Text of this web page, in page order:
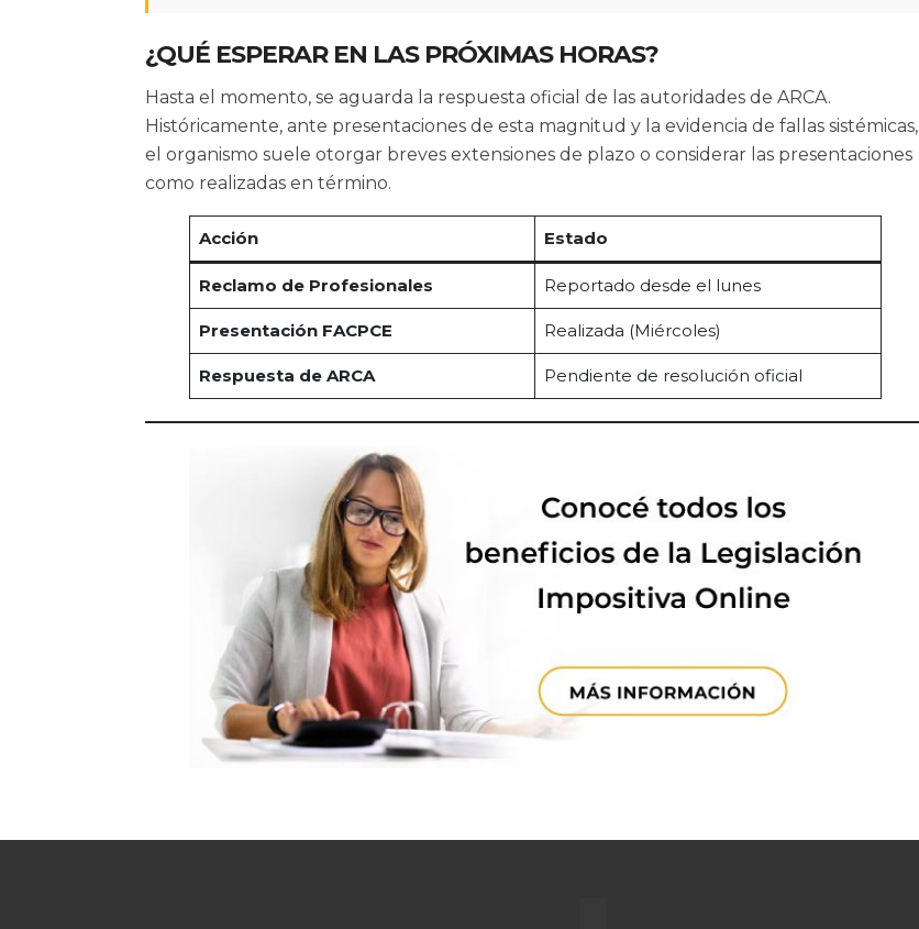
¿QUÉ ESPERAR EN LAS PRÓXIMAS HORAS?
Hasta el momento, se aguarda la respuesta oficial de las autoridades de ARCA.
Históricamente, ante presentaciones de esta magnitud y la evidencia de fallas sistémicas,
el organismo suele otorgar breves extensiones de plazo o considerar las presentaciones
como realizadas en término.
Acción Estado
Reclamo de Profesionales Reportado desde el lunes
Presentación FACPCE Realizada (Miércoles)
Respuesta de ARCA Pendiente de resolución oficial